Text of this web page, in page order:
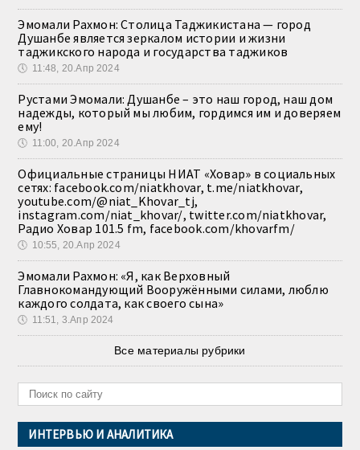
Эмомали Рахмон: Столица Таджикистана — город
Душанбе является зеркалом истории и жизни
таджикского народа и государства таджиков
🕔 11:48, 20.Апр 2024
Рустами Эмомали: Душанбе – это наш город, наш дом
надежды, который мы любим, гордимся им и доверяем
ему!
🕔 11:00, 20.Апр 2024
Официальные страницы НИАТ «Ховар» в социальных
сетях: facebook.com/niatkhovar, t.me/niatkhovar,
youtube.com/@niat_Khovar_tj,
instagram.com/niat_khovar/, twitter.com/niatkhovar,
Радио Ховар 101.5 fm, facebook.com/khovarfm/
🕔 10:55, 20.Апр 2024
Эмомали Рахмон: «Я, как Верховный
Главнокомандующий Вооружёнными силами, люблю
каждого солдата, как своего сына»
🕔 11:51, 3.Апр 2024
Все материалы рубрики
ИНТЕРВЬЮ И АНАЛИТИКА